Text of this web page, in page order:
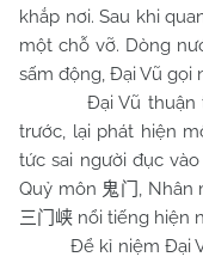
khắp nơi. Sau khi
một chỗ vỡ. Dòng
sấm động, Đại Vũ gọi
Đại Vũ thuận
trước, lại phát hiện
tức sai người đục
Quỷ môn 鬼门 , Nhân
三门峡 nổi tiếng hiện
Để kỉ niệm Đại